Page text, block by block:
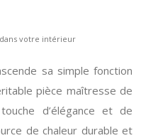
votre intérieur
sa simple fonction
pièce maîtresse de
d’élégance et de
de chaleur durable et